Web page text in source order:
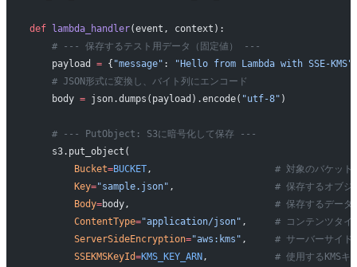
def lambda_handler(event, context):
    # --- 保存するテスト用データ（固定値） ---
    payload
= { "message" : "Hello from Lambda with SSE-KMS"
    # JSON形式に変換し、バイト列にエンコード
    body
= json.dumps(payload).encode( "utf-8" )
    # --- PutObject: S3に暗号化して保存 ---
    s3.put_object(
        Bucket
=BUCKET, # 対象のバケット
        Key
="sample.json" , # 保存するオブジ
        Body
=body, # 保存するデータ
        ContentType
="application/json" , # コンテンツタイ
        ServerSideEncryption
="aws:kms" , # サーバーサイド
        SSEKMSKeyId
=KMS_KEY_ARN, # 使用するKMSキ